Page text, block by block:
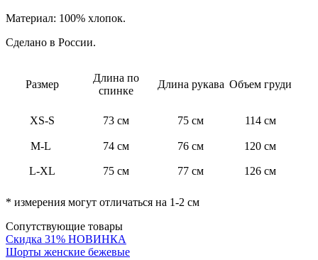
Материал: 100% хлопок.
Сделано в России.
Размер
Длина по
спинке
Длина рукава Объем груди
XS-S 73 см 75 см 114 см
M-L 74 см 76 см 120 см
L-XL 75 см 77 см 126 см
* измерения могут отличаться на 1-2 см
Сопутствующие товары
Скидка 31% НОВИНКА
Шорты женские бежевые